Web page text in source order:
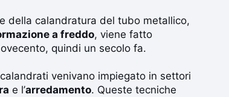
della calandratura del tubo metallico,
a freddo, viene fatto
quindi un secolo fa.
venivano impiegato in settori
e l’arredamento. Queste tecniche